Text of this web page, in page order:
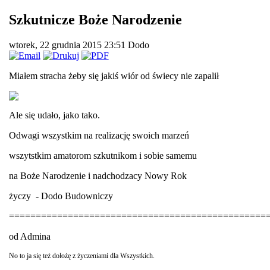
Szkutnicze Boże Narodzenie
wtorek, 22 grudnia 2015 23:51 Dodo
Miałem stracha żeby się jakiś wiór od świecy nie zapalił
Ale się udało, jako tako.
Odwagi wszystkim na realizację swoich marzeń
wszytstkim amatorom szkutnikom i sobie samemu
na Boże Narodzenie i nadchodzacy Nowy Rok
życzy - Dodo Budowniczy
od Admina
No to ja się też dołożę z życzeniami dla Wszystkich.